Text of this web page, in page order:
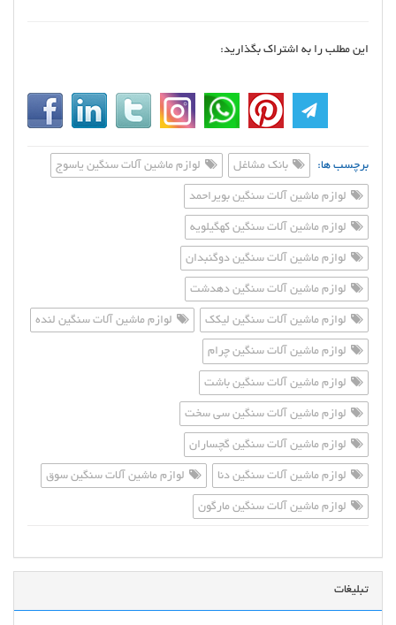
این مطلب را به اشتراک بگذارید:
برچسب ها: بانک مشاغل لوازم ماشین آلات سنگین یاسوج
لوازم ماشین آلات سنگین بویراحمد
لوازم ماشین آلات سنگین کهگیلویه
لوازم ماشین آلات سنگین دوگنبدان
لوازم ماشین آلات سنگین دهدشت
لوازم ماشین آلات سنگین لیکک لوازم ماشین آلات سنگین لنده
لوازم ماشین آلات سنگین چرام
لوازم ماشین آلات سنگین باشت
لوازم ماشین آلات سنگین سی سخت
لوازم ماشین آلات سنگین گچساران
لوازم ماشین آلات سنگین دنا لوازم ماشین آلات سنگین سوق
لوازم ماشین آلات سنگین مارگون
تبلیغات